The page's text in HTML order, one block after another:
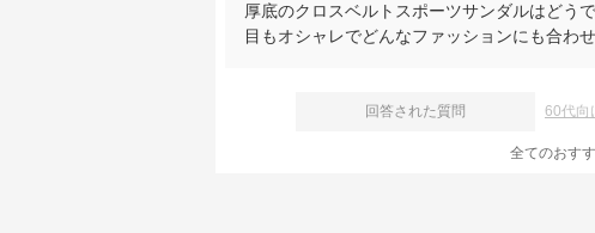
厚底のクロスベルトスポーツサンダルはどう
目もオシャレでどんなファッションにも合わ
回答された質問 60代向
全てのおす